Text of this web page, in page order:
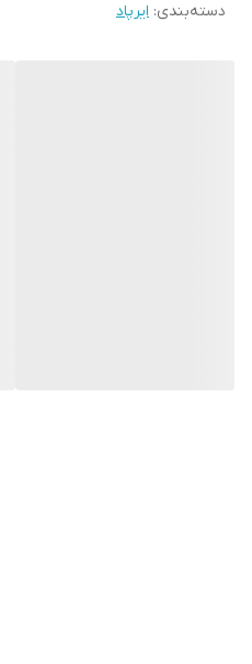
دسته‌بندی: ایرپاد